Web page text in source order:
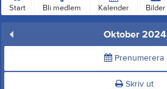
Start Bli medlem Kalender Bilder
Oktober 2024
Prenumerera
Skriv ut